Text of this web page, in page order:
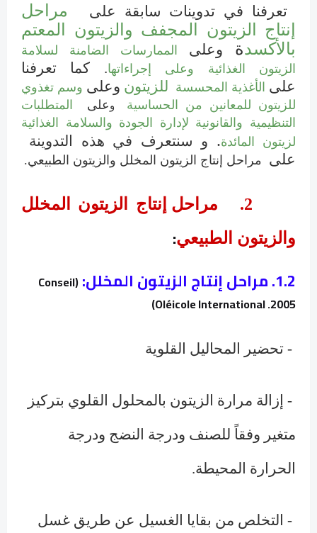
تعرفنا في تدوينات سابقة على
مراحل
إنتاج الزيتون المجفف والزيتون المعتم
بالأكسدة وعلى
الممارسات الضامنة لسلامة
الزيتون الغذائية وعلى إجراءاتها. كما تعرفنا
على الأغذية المحسسة للزيتون وعلى وسم تغذوي
للزيتون للمعانين من الحساسية وعلى
المتطلبات
التنظيمية والقانونية لإدارة الجودة والسلامة الغذائية
لزيتون المائدة. و سنتعرف في هذه التدوينة
على مراحل إنتاج الزيتون المخلل والزيتون الطبيعي.
مراحل إنتاج الزيتون المخلل
و الزيتون الطبيعي:
1.2. مراحل إنتاج الزيتون المخلل:
(
Conseil
Oléicole International .2005
)
- تحضير المحاليل القلوية
- إزالة مرارة الزيتون بالمحلول القلوي بتركيز
متغير وفقاً للصنف ودرجة النضج ودرجة
الحرارة المحيطة.
- التخلص من بقايا الغسيل عن طريق غسل